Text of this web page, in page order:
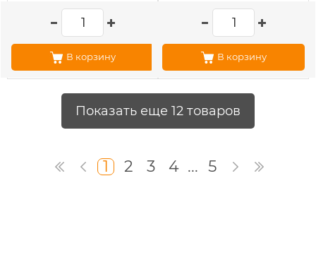
В корзину В корзину
Показать еще 12 товаров
1 2 3 4 ... 5